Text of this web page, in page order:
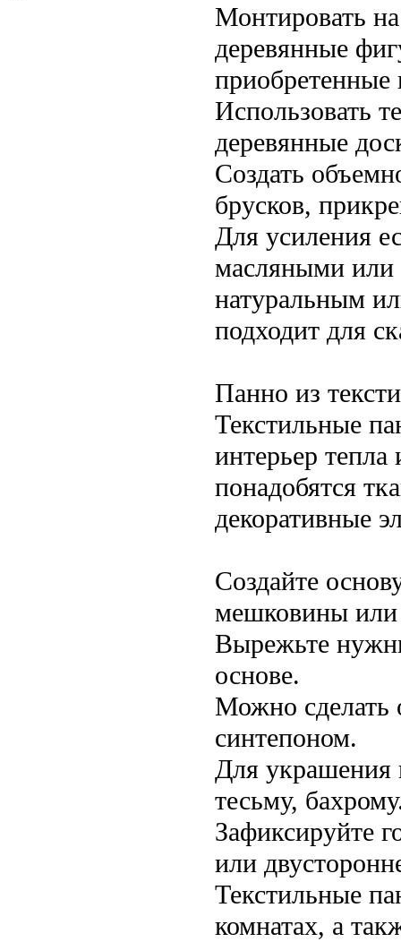
Монтировать
деревянные
приобретенные
Использовать
деревянные
Создать
брусков,
Для усиления
масляными или
натуральным
подходит для
Панно из
Текстильные
интерьер
понадобятся
декоративные
Создайте
мешковины или
Вырежьте
основе.
Можно сделать
синтепоном.
Для украшения
тесьму,
Зафиксируйте
или
Текстильные
комнатах, а